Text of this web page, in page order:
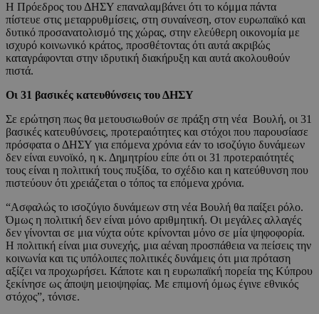
Η Πρόεδρος του ΔΗΣΥ επαναλαμβάνει ότι το κόμμα πάντα
πίστευε στις μεταρρυθμίσεις, στη συναίνεση, στον ευρωπαϊκό και
δυτικό προσανατολισμό της χώρας, στην ελεύθερη οικονομία με
ισχυρό κοινωνικό κράτος, προσθέτοντας ότι αυτά ακριβώς
καταγράφονται στην ιδρυτική διακήρυξη και αυτά ακολουθούν
πιστά.
Οι 31 βασικές κατευθύνσεις του ΔΗΣΥ
Σε ερώτηση πως θα μετουσιωθούν σε πράξη στη νέα Βουλή, οι 31
βασικές κατευθύνσεις, προτεραιότητες και στόχοι που παρουσίασε
πρόσφατα ο ΔΗΣΥ για επόμενα χρόνια εάν το ισοζύγιο δυνάμεων
δεν είναι ευνοϊκό, η κ. Δημητρίου είπε ότι οι 31 προτεραιότητές
τους είναι η πολιτική τους πυξίδα, το σχέδιο και η κατεύθυνση που
πιστεύουν ότι χρειάζεται ο τόπος τα επόμενα χρόνια.
“Ασφαλώς το ισοζύγιο δυνάμεων στη νέα Βουλή θα παίξει ρόλο.
Όμως η πολιτική δεν είναι μόνο αριθμητική. Οι μεγάλες αλλαγές
δεν γίνονται σε μια νύχτα ούτε κρίνονται μόνο σε μία ψηφοφορία.
Η πολιτική είναι μια συνεχής, μια αέναη προσπάθεια να πείσεις την
κοινωνία και τις υπόλοιπες πολιτικές δυνάμεις ότι μια πρόταση
αξίζει να προχωρήσει. Κάποτε και η ευρωπαϊκή πορεία της Κύπρου
ξεκίνησε ως άποψη μειοψηφίας. Με επιμονή όμως έγινε εθνικός
στόχος”, τόνισε.